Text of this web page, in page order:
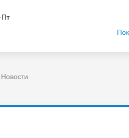
Новости